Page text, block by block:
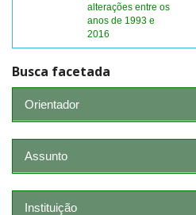
alterações entre os
anos de 1993 e
2016
Busca facetada
Orientador
Assunto
Instituição